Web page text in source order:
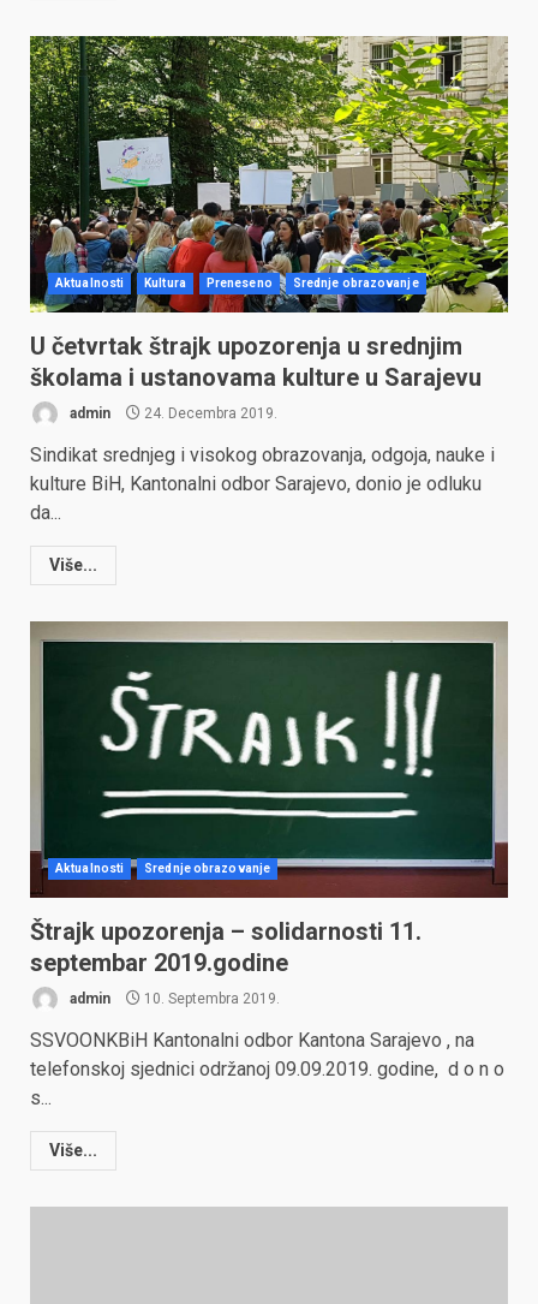
Aktualnosti Kultura Preneseno Srednje obrazovanje
U četvrtak štrajk upozorenja u srednjim
školama i ustanovama kulture u Sarajevu
admin 24. Decembra 2019.
Sindikat srednjeg i visokog obrazovanja, odgoja, nauke i
kulture BiH, Kantonalni odbor Sarajevo, donio je odluku
da...
Više...
Aktualnosti Srednje obrazovanje
Štrajk upozorenja – solidarnosti 11.
septembar 2019.godine
admin 10. Septembra 2019.
SSVOONKBiH Kantonalni odbor Kantona Sarajevo , na
telefonskoj sjednici održanoj 09.09.2019. godine, d o n o
s...
Više...